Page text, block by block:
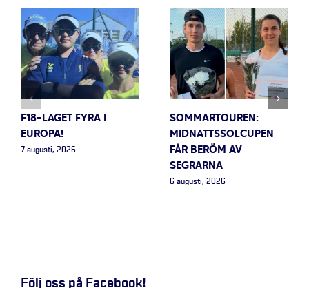
F18-LAGET FYRA I
EUROPA!
7 augusti, 2026
SOMMARTOUREN:
MIDNATTSSOLCUPEN
FÅR BERÖM AV
SEGRARNA
6 augusti, 2026
Följ oss på Facebook!